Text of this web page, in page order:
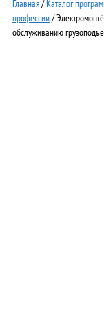
Главная/ Каталог
профессии/
обслуживанию